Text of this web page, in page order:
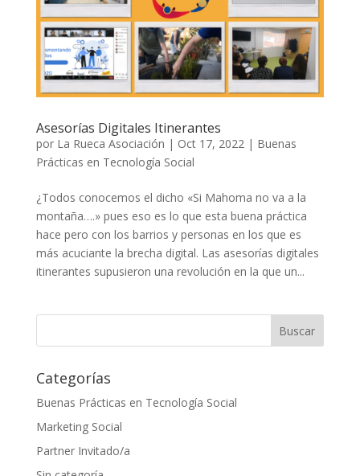
Asesorías Digitales Itinerantes
por La Rueca Asociación | Oct 17, 2022 | Buenas
Prácticas en Tecnología Social
¿Todos conocemos el dicho «Si Mahoma no va a la
montaña….» pues eso es lo que esta buena práctica
hace pero con los barrios y personas en los que es
más acuciante la brecha digital. Las asesorías digitales
itinerantes supusieron una revolución en la que un...
Categorías
Buenas Prácticas en Tecnología Social
Marketing Social
Partner Invitado/a